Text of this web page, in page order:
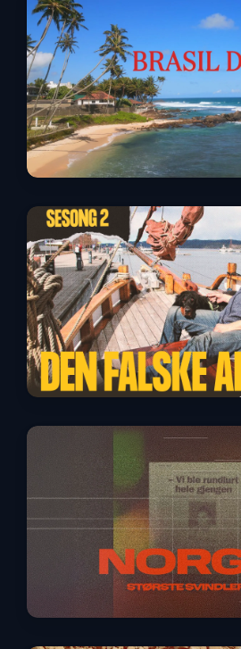
Brasil Drømmen
Den Falske Arvingen
Norges største svindler